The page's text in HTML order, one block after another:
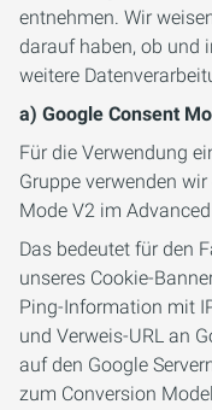
entnehmen. Wir
darauf haben, ob und
weitere
a) Google Consent
Für die Verwendung
Gruppe verwenden
Mode V2 im
Das bedeutet für den
unseres Cookie-
Ping-Information mit
und Verweis-URL an
auf den Google
zum Conversion